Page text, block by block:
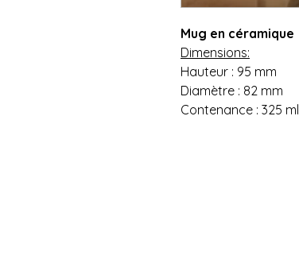
Mug en céramique
Dimensions:
Hauteur : 95 mm
Diamètre : 82 mm
Contenance : 325 ml